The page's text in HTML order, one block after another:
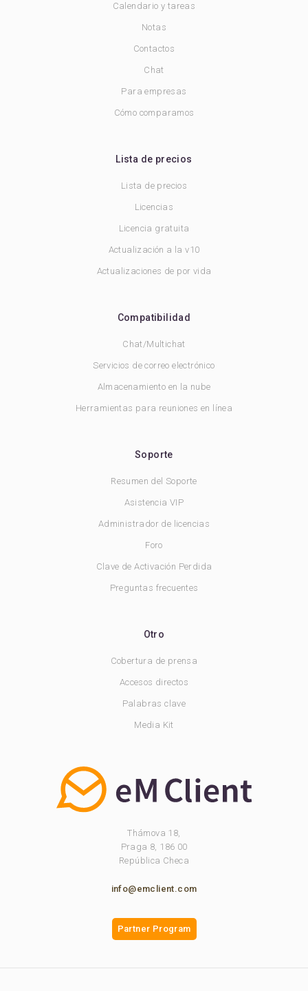
Calendario y tareas
Notas
Contactos
Chat
Para empresas
Cómo comparamos
Lista de precios
Lista de precios
Licencias
Licencia gratuita
Actualización a la v10
Actualizaciones de por vida
Compatibilidad
Chat/Multichat
Servicios de correo electrónico
Almacenamiento en la nube
Herramientas para reuniones en línea
Soporte
Resumen del Soporte
Asistencia VIP
Administrador de licencias
Foro
Clave de Activación Perdida
Preguntas frecuentes
Otro
Cobertura de prensa
Accesos directos
Palabras clave
Media Kit
Thámova 18,
Praga 8, 186 00
República Checa
info@emclient.com
Partner Program